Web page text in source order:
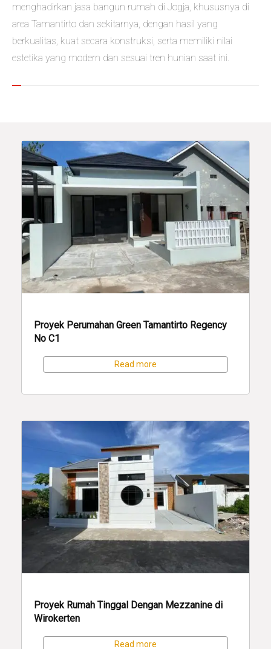
menghadirkan jasa bangun rumah di Jogja, khususnya di
area Tamantirto dan sekitarnya, dengan hasil yang
berkualitas, kuat secara konstruksi, serta memiliki nilai
estetika yang modern dan sesuai tren hunian saat ini.
Proyek Perumahan Green Tamantirto Regency
No C1
Read more
Proyek Rumah Tinggal Dengan Mezzanine di
Wirokerten
Read more